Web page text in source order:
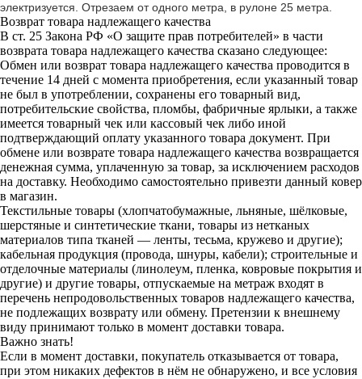
электризуется. Отрезаем от одного метра, в рулоне 25 метра.
Возврат товара надлежащего качества
В ст. 25 Закона РФ «О защите прав потребителей» в части
возврата товара надлежащего качества сказано следующее:
Обмен или возврат товара надлежащего качества проводится в
течение 14 дней с момента приобретения, если указанный товар
не был в употреблении, сохранены его товарный вид,
потребительские свойства, пломбы, фабричные ярлыки, а также
имеется товарный чек или кассовый чек либо иной
подтверждающий оплату указанного товара документ. При
обмене или возврате товара надлежащего качества возвращается
денежная сумма, уплаченную за товар, за исключением расходов
на доставку. Необходимо самостоятельно привезти данный ковер
в магазин.
Текстильные товары (хлопчатобумажные, льняные, шёлковые,
шерстяные и синтетические ткани, товары из нетканых
материалов типа тканей — ленты, тесьма, кружево и другие);
кабельная продукция (провода, шнуры, кабели); строительные и
отделочные материалы (линолеум, пленка, ковровые покрытия и
другие) и другие товары, отпускаемые на метраж входят в
перечень непродовольственных товаров надлежащего качества,
не подлежащих возврату или обмену. Претензии к внешнему
виду принимают только в момент доставки товара.
Важно знать!
Если в момент доставки, покупатель отказывается от товара,
при этом никаких дефектов в нём не обнаружено, и все условия